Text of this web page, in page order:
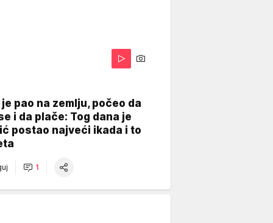
pao na zemlju, počeo da
i da plače: Tog dana je
postao najveći ikada i to
1